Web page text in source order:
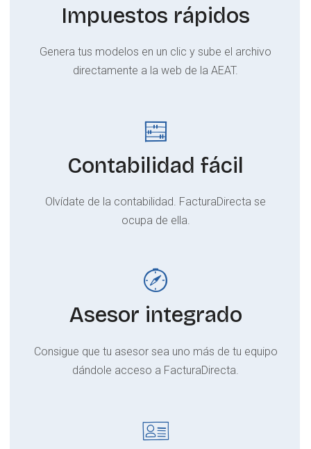
Impuestos rápidos
Genera tus modelos en un clic y sube el archivo
directamente a la web de la AEAT.
Contabilidad fácil
Olvídate de la contabilidad. FacturaDirecta se
ocupa de ella.
Asesor integrado
Consigue que tu asesor sea uno más de tu equipo
dándole acceso a FacturaDirecta.